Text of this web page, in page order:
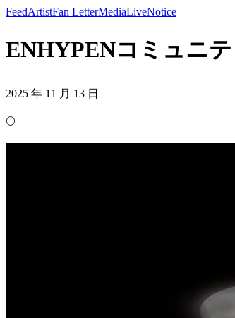
FeedArtistFan LetterMediaLiveNotice
ENHYPENコミュニ
2025 年 11 月 13 日
🌕